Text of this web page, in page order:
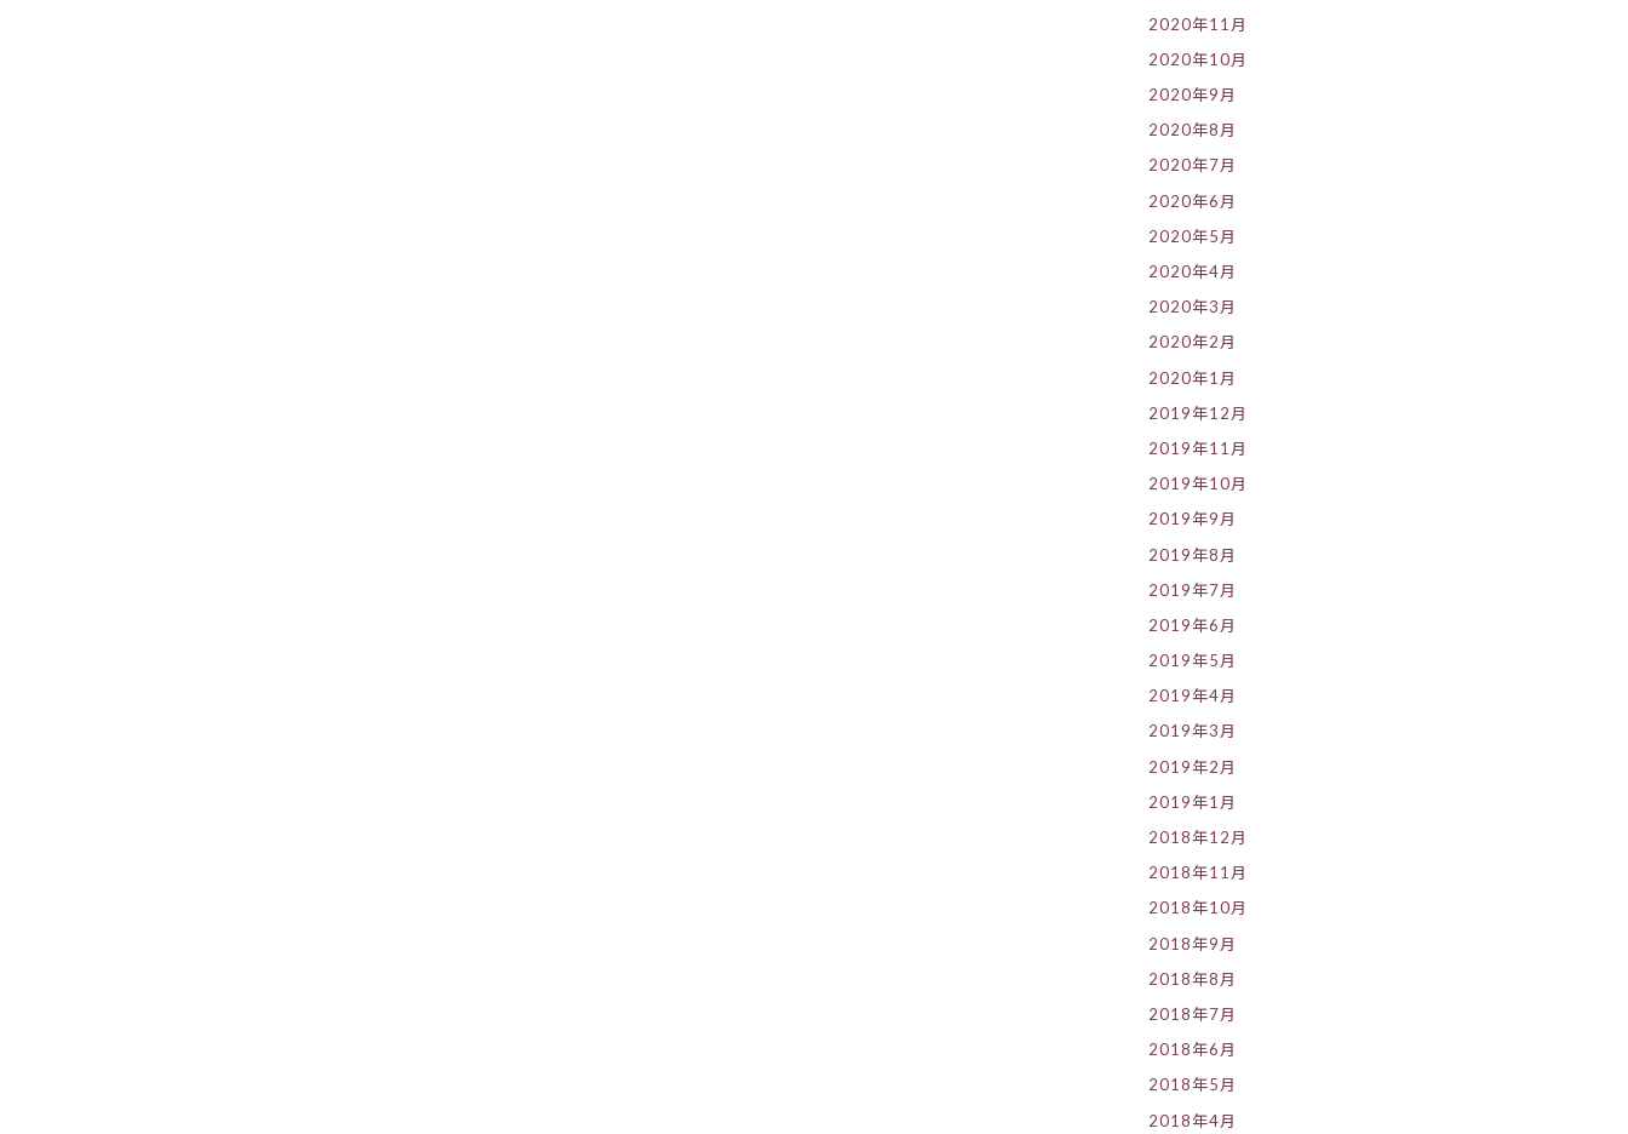
2020年11月
2020年10月
2020年9月
2020年8月
2020年7月
2020年6月
2020年5月
2020年4月
2020年3月
2020年2月
2020年1月
2019年12月
2019年11月
2019年10月
2019年9月
2019年8月
2019年7月
2019年6月
2019年5月
2019年4月
2019年3月
2019年2月
2019年1月
2018年12月
2018年11月
2018年10月
2018年9月
2018年8月
2018年7月
2018年6月
2018年5月
2018年4月